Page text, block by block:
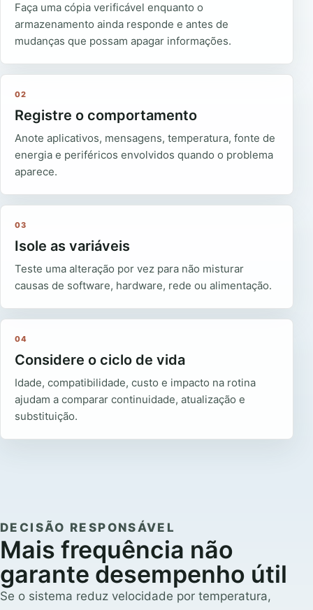
Faça uma cópia verificável enquanto o
armazenamento ainda responde e antes de
mudanças que possam apagar informações.
02
Registre o comportamento
Anote aplicativos, mensagens, temperatura, fonte de
energia e periféricos envolvidos quando o problema
aparece.
03
Isole as variáveis
Teste uma alteração por vez para não misturar
causas de software, hardware, rede ou alimentação.
04
Considere o ciclo de vida
Idade, compatibilidade, custo e impacto na rotina
ajudam a comparar continuidade, atualização e
substituição.
DECISÃO RESPONSÁVEL
Mais frequência não
garante desempenho útil
Se o sistema reduz velocidade por temperatura,